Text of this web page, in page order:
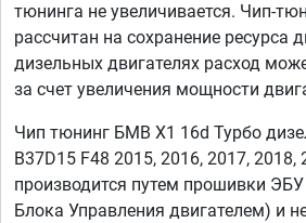
тюнинга не увеличивается. Чип-
рассчитан на сохранение ресурса
дизельных двигателях расход
за счет увеличения мощности
Чип тюнинг БМВ Х1 16d Турбо
B37D15 F48 2015, 2016, 2017,
производится путем прошивки
Блока Управления двигателем) и